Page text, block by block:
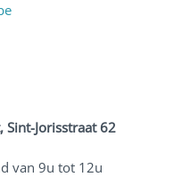
Sint-Jorisstraat 62
van 9u tot 12u